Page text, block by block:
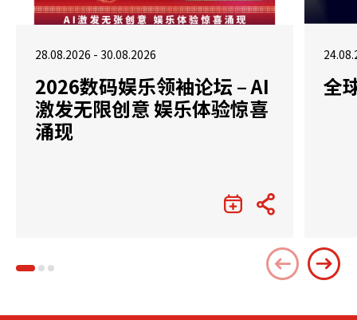
28.08.2026 - 30.08.2026
2026数码娱乐领袖论坛 – AI
激发无限创意 娱乐体验惊喜
涌现
全